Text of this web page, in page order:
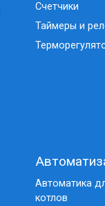
Счетчики
Таймеры и
Автоматика
котлов